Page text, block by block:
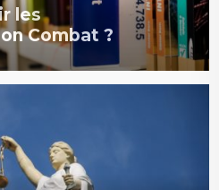
les
Combat ?